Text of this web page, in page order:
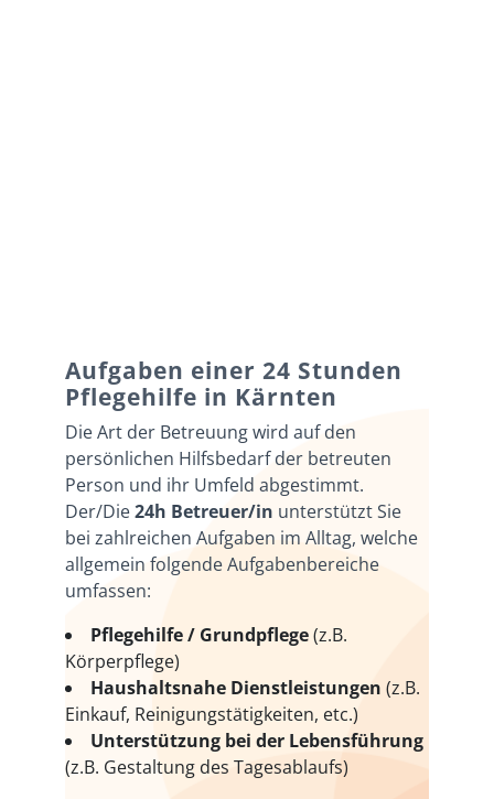
Aufgaben einer 24 Stunden
Pflegehilfe in Kärnten
Die Art der Betreuung wird auf den
persönlichen Hilfsbedarf der betreuten
Person und ihr Umfeld abgestimmt.
Der/Die24h Betreuer/in unterstützt Sie
bei zahlreichen Aufgaben im Alltag, welche
allgemein folgende Aufgabenbereiche
umfassen:
Pflegehilfe / Grundpflege(z.B.
Körperpflege)
Haushaltsnahe Dienstleistungen (z.B.
Einkauf, Reinigungstätigkeiten, etc.)
Unterstützung bei der Lebensführung
(z.B. Gestaltung des Tagesablaufs)